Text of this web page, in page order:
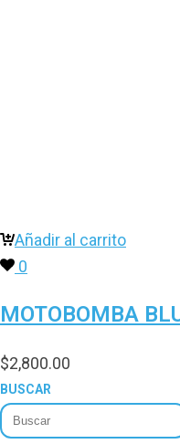
Añadir al carrito
0
MOTOBOMBA
$2,800.00
BUSCAR